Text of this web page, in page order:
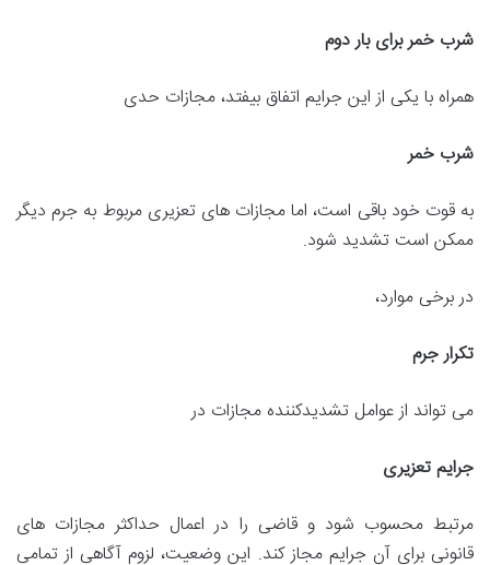
شرب خمر برای بار دوم
همراه با یکی از این جرایم اتفاق بیفتد، مجازات حدی
شرب خمر
به قوت خود باقی است، اما مجازات های تعزیری مربوط به جرم دیگر
ممکن است تشدید شود.
در برخی موارد،
تکرار جرم
می تواند از عوامل تشدیدکننده مجازات در
جرایم تعزیری
مرتبط محسوب شود و قاضی را در اعمال حداکثر مجازات های
قانونی برای آن جرایم مجاز کند. این وضعیت، لزوم آگاهی از تمامی